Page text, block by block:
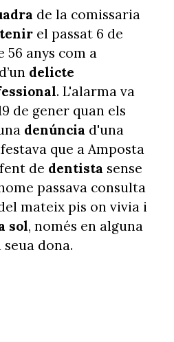
de la comissaria
el passat 6 de
56 anys com a
delicte
. L'alarma va
de gener quan els
denúncia d'una
que a Amposta
de dentista sense
passava consulta
mateix pis on vivia i
sol, només en alguna
seua dona.